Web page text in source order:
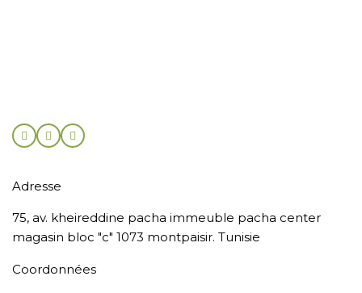
Adresse
75, av. kheireddine pacha immeuble pacha center
magasin bloc "c" 1073 montpaisir. Tunisie
Coordonnées